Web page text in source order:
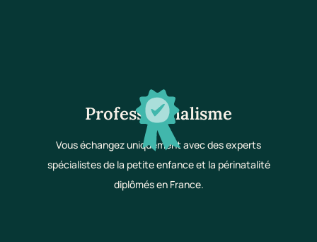
Professionnalisme
Vous échangez uniquement avec des experts
spécialistes de la petite enfance et la périnatalité
diplômés en France.